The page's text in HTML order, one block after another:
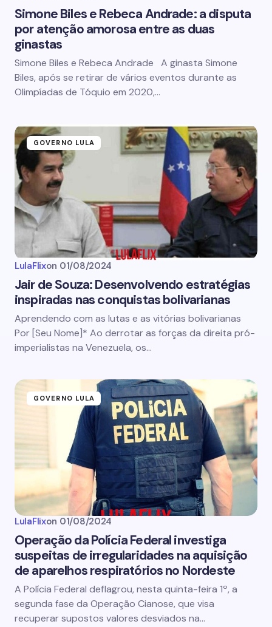
Simone Biles e Rebeca Andrade: a disputa
por atenção amorosa entre as duas
ginastas
Simone Biles e Rebeca Andrade A ginasta Simone
Biles, após se retirar de vários eventos durante as
Olimpíadas de Tóquio em 2020,…
GOVERNO LULA
LulaFlixon 01/08/2024
Jair de Souza: Desenvolvendo estratégias
inspiradas nas conquistas bolivarianas
Aprendendo com as lutas e as vitórias bolivarianas
Por [Seu Nome]* Ao derrotar as forças da direita pró-
imperialistas na Venezuela, os…
GOVERNO LULA
LulaFlixon 01/08/2024
Operação da Polícia Federal investiga
suspeitas de irregularidades na aquisição
de aparelhos respiratórios no Nordeste
A Polícia Federal deflagrou, nesta quinta-feira 1º, a
segunda fase da Operação Cianose, que visa
recuperar supostos valores desviados na…